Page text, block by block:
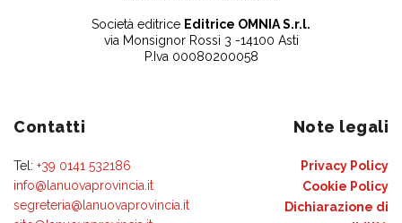
Società editrice Editrice OMNIA S.r.l.
via Monsignor Rossi 3 -14100 Asti
P.Iva 00080200058
Contatti
Tel: +39 0141 532186
info@lanuovaprovincia.it
segreteria@lanuovaprovincia.it
Note legali
Privacy Policy
Cookie Policy
Dichiarazione di